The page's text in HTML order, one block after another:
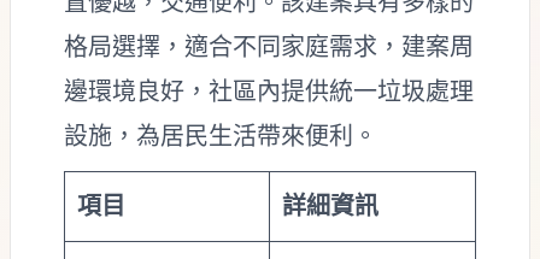
格局選擇，適合不同家庭需求，建案周
邊環境良好，社區內提供統一垃圾處理
設施，為居民生活帶來便利。
項目 詳細資訊